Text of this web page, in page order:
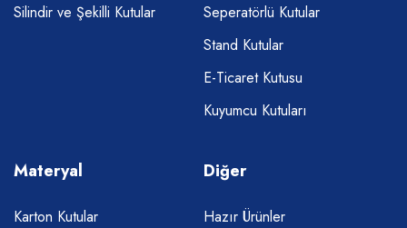
Silindir ve Şekilli Kutular
Seperatörlü Kutular
Stand Kutular
E-Ticaret Kutusu
Kuyumcu Kutuları
Materyal
Karton Kutular
Diğer
Hazır Ürünler